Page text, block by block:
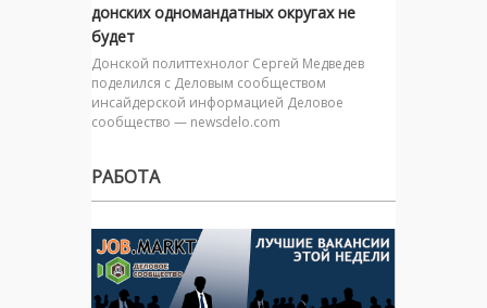
донских одномандатных округах не
будет
Донской политтехнолог Сергей Медведев
поделился с Деловым сообществом
инсайдерской информацией Деловое
сообщество — newsdelo.com
РАБОТА